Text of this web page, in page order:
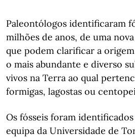
Paleontólogos identificaram
milhões de anos, de uma
que podem clarificar a
o mais abundante e diverso
vivos na Terra ao qual
formigas, lagostas ou
Os fósseis foram
equipa da Universidade de